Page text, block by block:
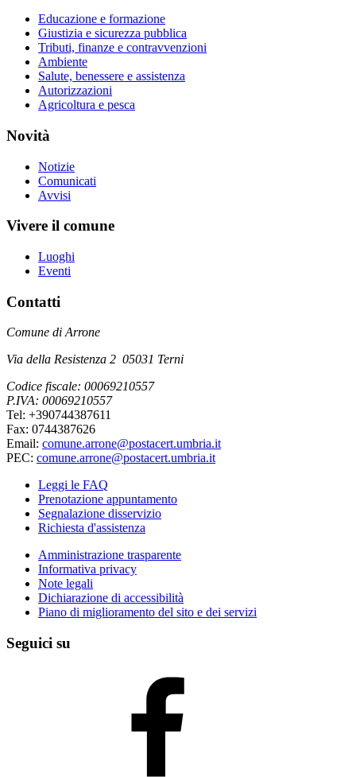
Educazione e formazione
Giustizia e sicurezza pubblica
Tributi, finanze e contravvenzioni
Ambiente
Salute, benessere e assistenza
Autorizzazioni
Agricoltura e pesca
Novità
Notizie
Comunicati
Avvisi
Vivere il comune
Luoghi
Eventi
Contatti
Comune di Arrone
Via della Resistenza 2 05031 Terni
Codice fiscale: 00069210557
P.IVA: 00069210557
Tel: +390744387611
Fax: 0744387626
Email: comune.arrone@postacert.umbria.it
PEC: comune.arrone@postacert.umbria.it
Leggi le FAQ
Prenotazione appuntamento
Segnalazione disservizio
Richiesta d'assistenza
Amministrazione trasparente
Informativa privacy
Note legali
Dichiarazione di accessibilità
Piano di miglioramento del sito e dei servizi
Seguici su